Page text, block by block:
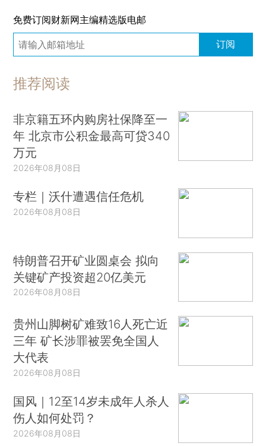
免费订阅财新网主编精选版电邮
订阅
推荐阅读
非京籍五环内购房社保降至一
年 北京市公积金最高可贷340
万元
2026年08月08日
专栏｜沃什遭遇信任危机
2026年08月08日
特朗普召开矿业圆桌会 拟向
关键矿产投资超20亿美元
2026年08月08日
贵州山脚树矿难致16人死亡近
三年 矿长涉罪被罢免全国人
大代表
2026年08月08日
国风｜12至14岁未成年人杀人
伤人如何处罚？
2026年08月08日